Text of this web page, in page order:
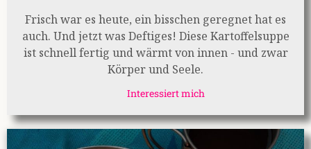
Frisch war es heute, ein bisschen geregnet hat es
auch. Und jetzt was Deftiges! Diese Kartoffelsuppe
ist schnell fertig und wärmt von innen - und zwar
Körper und Seele.
Interessiert mich